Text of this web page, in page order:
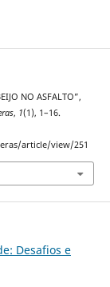
NO ASFALTO”,
, 1(1), 1–16.
article/view/251
Desafios e